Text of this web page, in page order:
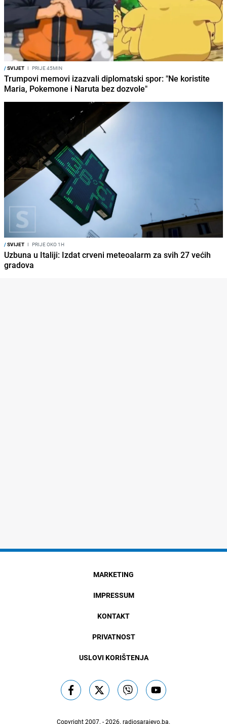
/SVIJET I PRIJE 45MIN
Trumpovi memovi izazvali diplomatski spor: "Ne koristite
Maria, Pokemone i Naruta bez dozvole"
/SVIJET I PRIJE OKO 1H
Uzbuna u Italiji: Izdat crveni meteoalarm za svih 27 većih
gradova
MARKETING
IMPRESSUM
KONTAKT
PRIVATNOST
USLOVI KORIŠTENJA
Copyright 2007. - 2026. radiosarajevo.ba.